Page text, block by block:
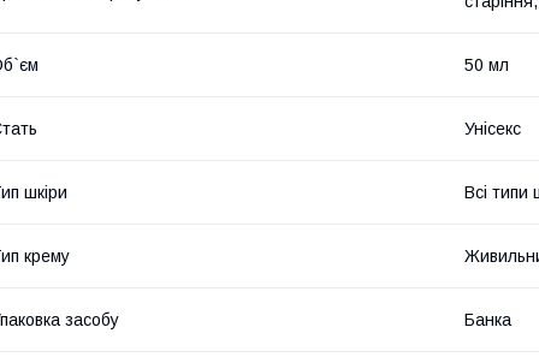
50 мл
Унісекс
шкіри Всі типи
крему
засобу Банка